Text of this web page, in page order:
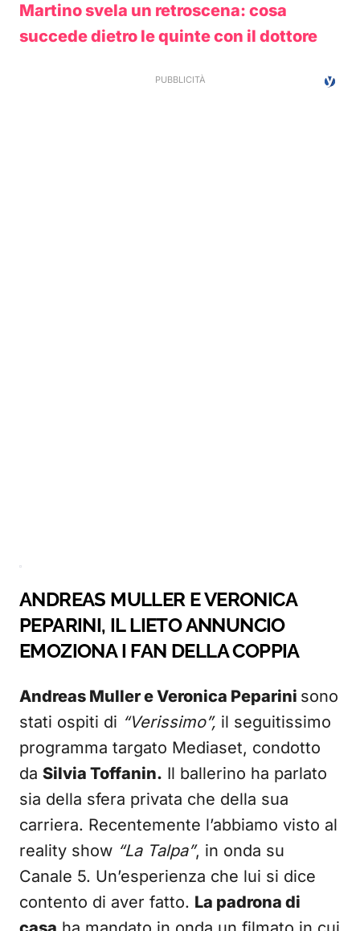
Martino svela un retroscena: cosa
succede dietro le quinte con il dottore
ANDREAS MULLER E VERONICA
PEPARINI, IL LIETO ANNUNCIO
EMOZIONA I FAN DELLA COPPIA
Andreas Muller e Veronica Peparini sono
stati ospiti di “Verissimo”, il seguitissimo
programma targato Mediaset, condotto
da Silvia Toffanin. Il ballerino ha parlato
sia della sfera privata che della sua
carriera. Recentemente l’abbiamo visto al
reality show “La Talpa”, in onda su
Canale 5. Un’esperienza che lui si dice
contento di aver fatto. La padrona di